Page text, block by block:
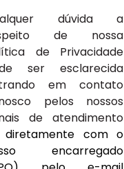
dúvida a
de nossa
de Privacidade
ser esclarecida
em contato
pelos nossos
de atendimento
diretamente com o
encarregado